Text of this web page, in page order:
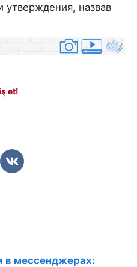
утверждения, назвав
et!
в мессенджерах: